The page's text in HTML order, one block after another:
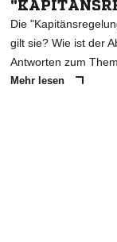
Die
gilt sie? Wie ist der
Antworten zum
Mehr lesen